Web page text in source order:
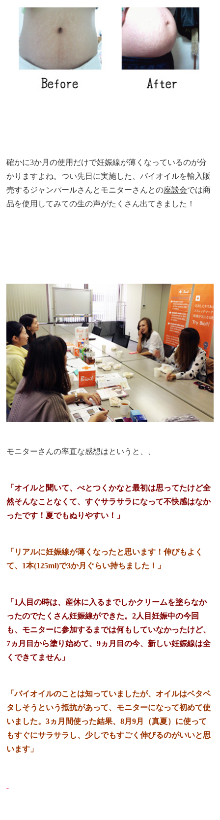
確かに3か月の使用だけで妊娠線が薄くなっているのが分
かりますよね。つい先日に実施した、バイオイルを輸入販
売するジャンパールさんとモニターさんとの座談会では商
品を使用してみての生の声がたくさん出てきました！
モニターさんの率直な感想はというと、、
「オイルと聞いて、べとつくかなと最初は思ってたけど全
然そんなことなくて、すぐサラサラになって不快感はなか
ったです！夏でもぬりやすい！」
「リアルに妊娠線が薄くなったと思います！伸びもよく
て、1本(125ml)で3か月ぐらい持ちました！」
「1人目の時は、産休に入るまでしかクリームを塗らなか
ったのでたくさん妊娠線ができた。2人目妊娠中の今回
も、モニターに参加するまでは何もしていなかったけど、
7ヵ月目から塗り始めて、9ヵ月目の今、新しい妊娠線は全
くできてません」
「バイオイルのことは知っていましたが、オイルはベタベ
タしそうという抵抗があって、モニターになって初めて使
いました。3ヵ月間使った結果、8月9月（真夏）に使って
もすぐにサラサラし、少しでもすごく伸びるのがいいと思
います」